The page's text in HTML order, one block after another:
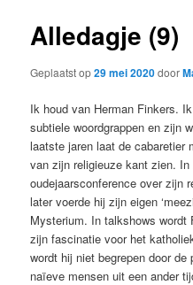
Alledagje (9)
Geplaatst op29 mei 2020door
Ik houd van Herman Finkers.
subtiele woordgrappen en zijn
laatste jaren laat de cabaretier
van zijn religieuze kant zien.
oudejaarsconference over zijn
later voerde hij zijn eigen
Mysterium. In talkshows wordt
zijn fascinatie voor het
wordt hij niet begrepen door
naïeve mensen uit een ander